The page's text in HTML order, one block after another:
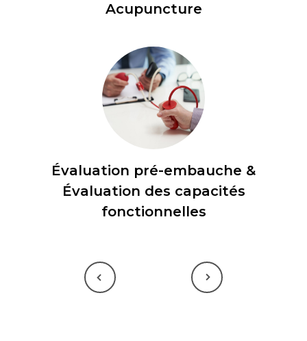
Acupuncture
Évaluation pré-embauche &
Évaluation des capacités
fonctionnelles